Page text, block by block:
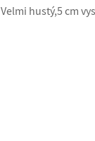
Velmi hustý,5 cm